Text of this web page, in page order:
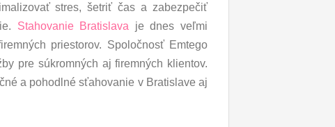
stres, šetriť čas a zabezpečiť
Stahovanie Bratislava je dnes veľmi
priestorov. Spoločnosť Emtego
pre súkromných aj firemných klientov.
a pohodlné sťahovanie v Bratislave aj